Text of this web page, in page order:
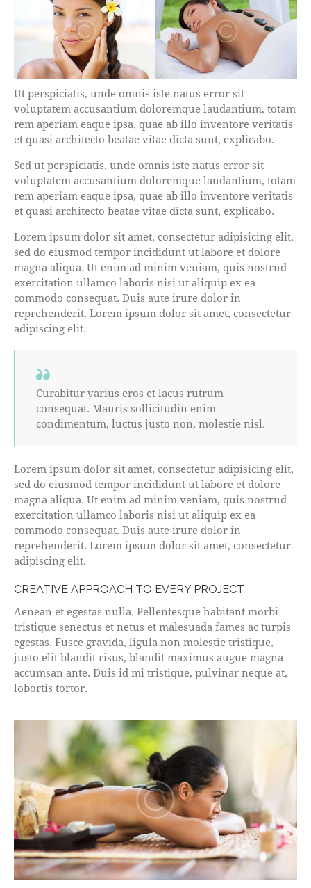
Ut perspiciatis, unde omnis iste natus error sit
voluptatem accusantium doloremque laudantium, totam
rem aperiam eaque ipsa, quae ab illo inventore veritatis
et quasi architecto beatae vitae dicta sunt, explicabo.
Sed ut perspiciatis, unde omnis iste natus error sit
voluptatem accusantium doloremque laudantium, totam
rem aperiam eaque ipsa, quae ab illo inventore veritatis
et quasi architecto beatae vitae dicta sunt, explicabo.
Lorem ipsum dolor sit amet, consectetur adipisicing elit,
sed do eiusmod tempor incididunt ut labore et dolore
magna aliqua. Ut enim ad minim veniam, quis nostrud
exercitation ullamco laboris nisi ut aliquip ex ea
commodo consequat. Duis aute irure dolor in
reprehenderit. Lorem ipsum dolor sit amet, consectetur
adipiscing elit.
Curabitur varius eros et lacus rutrum
consequat. Mauris sollicitudin enim
condimentum, luctus justo non, molestie nisl.
Lorem ipsum dolor sit amet, consectetur adipisicing elit,
sed do eiusmod tempor incididunt ut labore et dolore
magna aliqua. Ut enim ad minim veniam, quis nostrud
exercitation ullamco laboris nisi ut aliquip ex ea
commodo consequat. Duis aute irure dolor in
reprehenderit. Lorem ipsum dolor sit amet, consectetur
adipiscing elit.
CREATIVE APPROACH TO EVERY PROJECT
Aenean et egestas nulla. Pellentesque habitant morbi
tristique senectus et netus et malesuada fames ac turpis
egestas. Fusce gravida, ligula non molestie tristique,
justo elit blandit risus, blandit maximus augue magna
accumsan ante. Duis id mi tristique, pulvinar neque at,
lobortis tortor.